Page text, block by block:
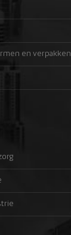
en verpakken